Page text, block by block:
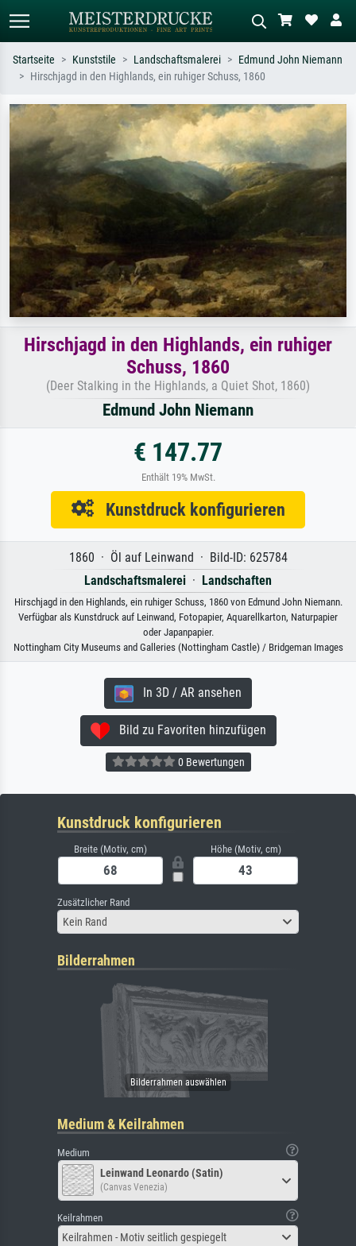
Suchen Sie nach Künstlern, Werktiteln
oder Stilen – z.B. Monet,
Sternennacht, Impressionismus, Welle
Hokusai, Akt.
Beschreiben Sie die Szene – z.B. Grüne
Wiese, Abstrakt mit viel Rot, Dunkles
Ölgemälde, Stehender Akt neben einem
Baum.
Startseite Kunststile Landschaftsmalerei
Edmund John Niemann
Hirschjagd in den Highlands, ein ruhiger Schuss, 1860
Hirschjagd in den Highlands, ein ruhiger
Schuss, 1860
(Deer Stalking in the Highlands, a Quiet Shot, 1860)
Edmund John Niemann
€ 147.77
Enthält 19% MwSt.
Kunstdruck konfigurieren
1860 · Öl auf Leinwand · Bild-ID: 625784
Landschaftsmalerei · Landschaften
Hirschjagd in den Highlands, ein ruhiger Schuss, 1860 von Edmund John Niemann.
Verfügbar als Kunstdruck auf Leinwand, Fotopapier, Aquarellkarton, Naturpapier
oder Japanpapier.
Nottingham City Museums and Galleries (Nottingham Castle) / Bridgeman Images
In 3D / AR ansehen
Bild zu Favoriten hinzufügen
0 Bewertungen
Kunstdruck konfigurieren
Breite (Motiv, cm) Höhe (Motiv, cm)
Zusätzlicher Rand
Kein Rand
Bilderrahmen
Medium & Keilrahmen
Medium
Leinwand Leonardo (Satin)
(Canvas Venezia)
Keilrahmen
Keilrahmen - Motiv seitlich gespiegelt